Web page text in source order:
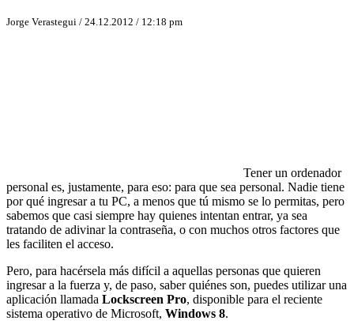
Jorge Verastegui / 24.12.2012 / 12:18 pm
Tener un ordenador
personal es, justamente, para eso: para que sea personal. Nadie tiene
por qué ingresar a tu PC, a menos que tú mismo se lo permitas, pero
sabemos que casi siempre hay quienes intentan entrar, ya sea
tratando de adivinar la contraseña, o con muchos otros factores que
les faciliten el acceso.
Pero, para hacérsela más difícil a aquellas personas que quieren
ingresar a la fuerza y, de paso, saber quiénes son, puedes utilizar una
aplicación llamada Lockscreen Pro, disponible para el reciente
sistema operativo de Microsoft, Windows 8.